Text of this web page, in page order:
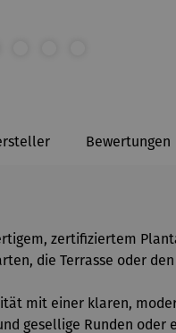
Bewertungen
zertifiziertem
die Terrasse oder
mit einer klaren,
gesellige Runden oder